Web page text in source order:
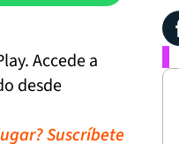
Accede a
desde
Suscríbete